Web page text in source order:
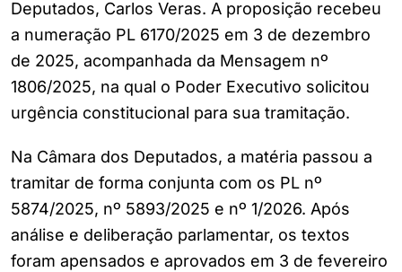
Deputados, Carlos Veras. A proposição recebeu
a numeração PL 6170/2025 em 3 de dezembro
de 2025, acompanhada da Mensagem nº
1806/2025, na qual o Poder Executivo solicitou
urgência constitucional para sua tramitação.
Na Câmara dos Deputados, a matéria passou a
tramitar de forma conjunta com os PL nº
5874/2025, nº 5893/2025 e nº 1/2026. Após
análise e deliberação parlamentar, os textos
foram apensados e aprovados em 3 de fevereiro